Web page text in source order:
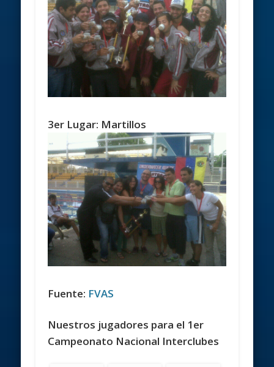
3er Lugar: Martillos
Fuente: FVAS
Nuestros jugadores para el 1er
Campeonato Nacional Interclubes